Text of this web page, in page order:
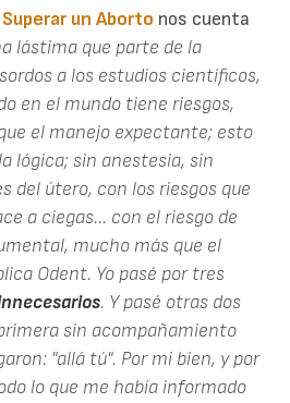
Superar un Aborto nos cuenta
lástima que parte de la
a los estudios científicos,
en el mundo tiene riesgos,
el manejo expectante; esto
lógica; sin anestesia, sin
del útero, con los riesgos que
a ciegas... con el riesgo de
mucho más que el
Odent. Yo pasé por tres
. Y pasé otras dos
sin acompañamiento
"allá tú". Por mi bien, y por
lo que me había informado